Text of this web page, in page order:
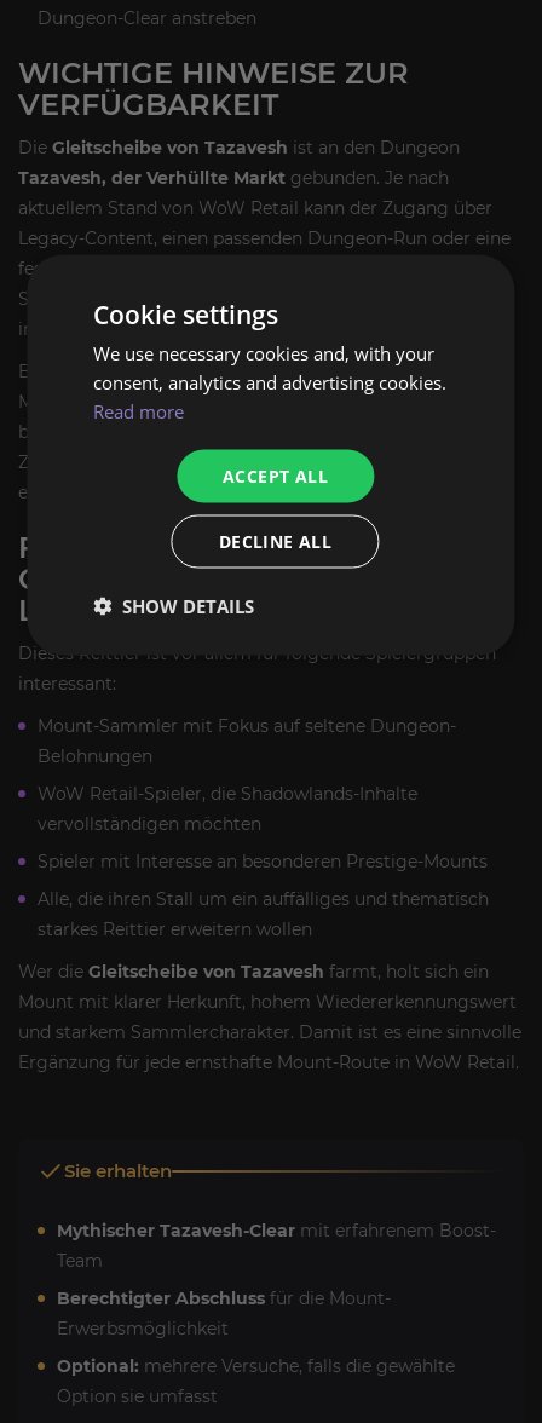
Dungeon-Clear anstreben
WICHTIGE HINWEISE ZUR
VERFÜGBARKEIT
Die Gleitscheibe von Tazavesh ist an den Dungeon
Tazavesh, der Verhüllte Markt gebunden. Je nach
aktuellem Stand von WoW Retail kann der Zugang über
Legacy-Content, einen passenden Dungeon-Run oder eine
fest definierte Belohnungsbedingung erfolgen. Für
Sammler ist entscheidend, dass es sich um ein dauerhaft
interessantes Reittier mit klarem Erwerbsweg handelt.
Bei RNG-basierten Belohnungen gilt grundsätzlich: Ein
Mount ist nie garantiert. Wer gezielt farmt, setzt daher auf
berechtigte Loot-Versuche und planbare Runs statt auf
Zufall. Genau das macht die Gleitscheibe von Tazavesh zu
einem attraktiven Ziel für effiziente Mount-Sammler.
FÜR WEN SICH DIE
GLEITSCHEIBE VON TAZAVESH
LOHNT
Dieses Reittier ist vor allem für folgende Spielergruppen
interessant:
Mount-Sammler mit Fokus auf seltene Dungeon-
Belohnungen
WoW Retail-Spieler, die Shadowlands-Inhalte
vervollständigen möchten
Spieler mit Interesse an besonderen Prestige-Mounts
Alle, die ihren Stall um ein auffälliges und thematisch
starkes Reittier erweitern wollen
Wer die Gleitscheibe von Tazavesh farmt, holt sich ein
Mount mit klarer Herkunft, hohem Wiedererkennungswert
und starkem Sammlercharakter. Damit ist es eine sinnvolle
Ergänzung für jede ernsthafte Mount-Route in WoW Retail.
Sie erhalten
Mythischer Tazavesh-Clear mit erfahrenem Boost-
Team
Berechtigter Abschluss für die Mount-
Erwerbsmöglichkeit
Optional: mehrere Versuche, falls die gewählte
Option sie umfasst
Cookie settings
We use necessary cookies and, with your
consent, analytics and advertising cookies.
Read more
ACCEPT ALL
DECLINE ALL
SHOW DETAILS